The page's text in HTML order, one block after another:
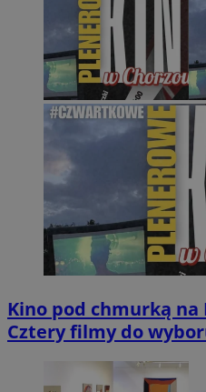
Kino pod chmurką na
Cztery filmy do